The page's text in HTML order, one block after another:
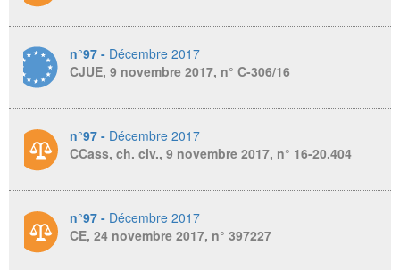
n°97 - Décembre 2017
CJUE, 9 novembre 2017, n° C-306/16
n°97 - Décembre 2017
CCass, ch. civ., 9 novembre 2017, n° 16-20.404
n°97 - Décembre 2017
CE, 24 novembre 2017, n° 397227